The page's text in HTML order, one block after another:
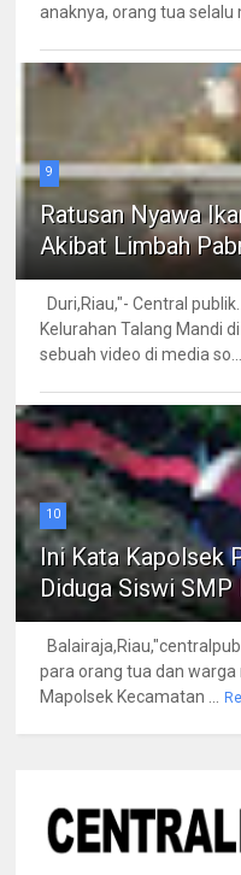
anaknya, orang tua selalu
9
Ratusan Nyawa
Akibat Limbah
Duri,Riau,"- Central
Kelurahan Talang Mandi
sebuah video di media so...
10
Ini Kata Kapolsek
Diduga Siswi
para orang tua dan
Mapolsek Kecamatan ...